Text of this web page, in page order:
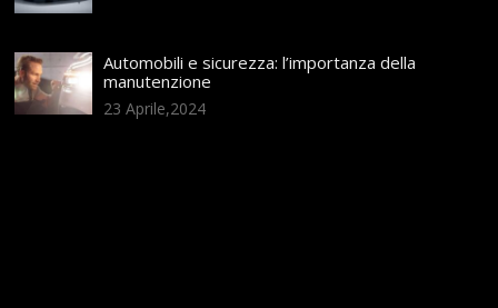
Automobili e sicurezza: l’importanza della
manutenzione
23 Aprile,2024